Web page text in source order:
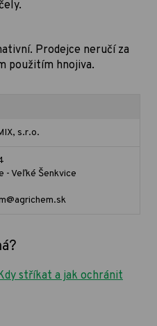
Prodejce neručí za
použitím hnojiva.
s.r.o.
- Veľké Šenkvice
stříkat a jak ochránit